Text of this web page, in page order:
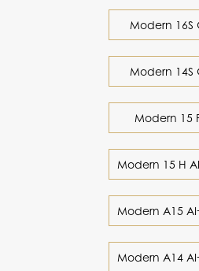
Modern 16S
Modern 14S
Modern 15
Modern 15 H
Modern A15
Modern A14